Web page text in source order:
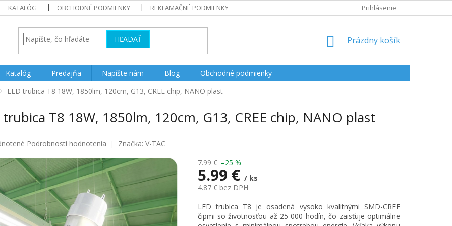
KATALÓG OBCHODNÉ PODMIENKY REKLAMAČNÉ PODMIENKY Prihlásenie
HĽADAŤ
NÁKUPNÝ
Prázdny košík
Katalóg Predajňa Napíšte nám Blog
Obchodné podmienky
LED trubica T8 18W, 1850lm, 120cm, G13, CREE chip, NANO plast
trubica T8 18W, 1850lm, 120cm, G13, CREE chip, NANO plast
Podrobnosti hodnotenia Značka: V-TAC
7.99 € –25 %
5.99 € / ks
4.87 € bez DPH
Jednotková
cena:
LED trubica T8 je osadená vysoko kvalitnými SMD-CREE
čipmi so životnosťou až 25 000 hodín, čo zaisťuje optimálne